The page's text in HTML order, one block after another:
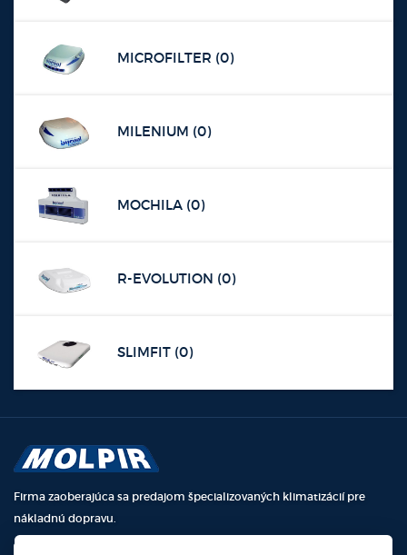
MICROFILTER (0)
MILENIUM (0)
MOCHILA (0)
R-EVOLUTION (0)
SLIMFIT (0)
Firma zaoberajúca sa predajom špecializovaných klimatizácií pre
nákladnú dopravu.